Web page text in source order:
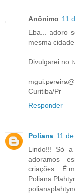
Anônimo 11
Eba... adoro
mesma cidade
Divulgarei no
Curitiba/Pr
Responder
Poliana 11
Lindo!!! Só
adoramos
criações... É
Poliana